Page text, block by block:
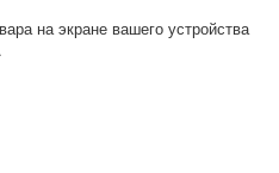
на экране вашего устройства